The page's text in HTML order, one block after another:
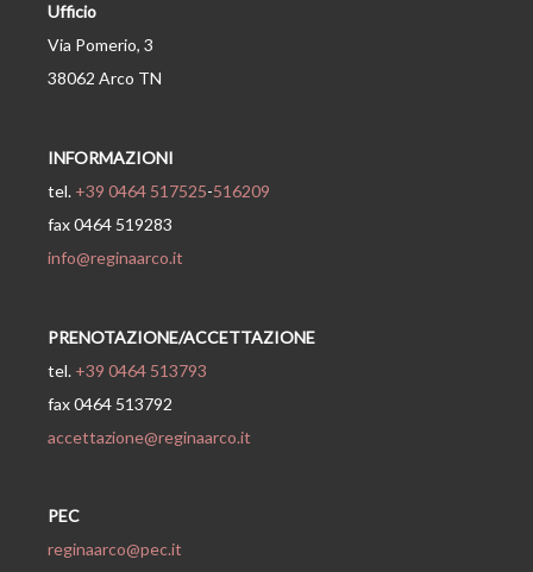
Ufficio
Via Pomerio, 3
38062 Arco TN
INFORMAZIONI
tel. +39 0464 517525-516209
fax 0464 519283
info@reginaarco.it
PRENOTAZIONE/ACCETTAZIONE
tel. +39 0464 513793
fax 0464 513792
accettazione@reginaarco.it
PEC
reginaarco@pec.it